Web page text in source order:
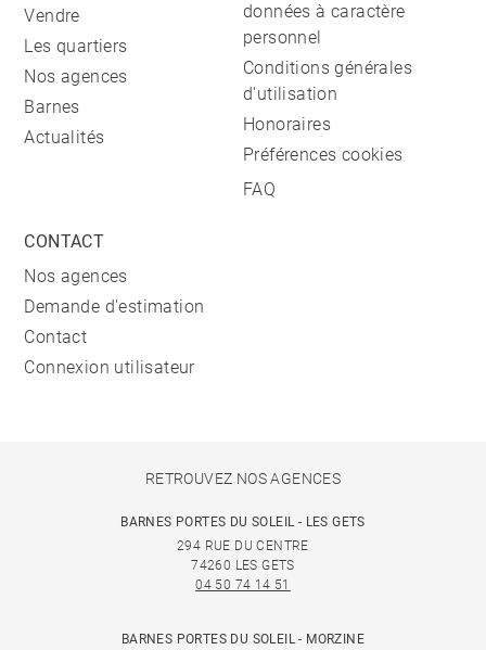
Vendre
Les quartiers
Nos agences
Barnes
Actualités
données à caractère
personnel
Conditions générales
d'utilisation
Honoraires
Préférences cookies
FAQ
CONTACT
Nos agences
Demande d'estimation
Contact
Connexion utilisateur
RETROUVEZ NOS AGENCES
BARNES PORTES DU SOLEIL - LES GETS
294 RUE DU CENTRE
74260 LES GETS
04 50 74 14 51
BARNES PORTES DU SOLEIL - MORZINE